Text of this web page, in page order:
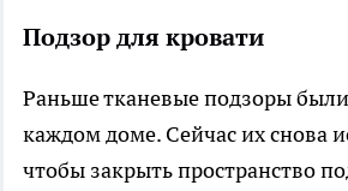
Подзор для кровати
Раньше тканевые подзоры
каждом доме. Сейчас их снова
чтобы закрыть пространство